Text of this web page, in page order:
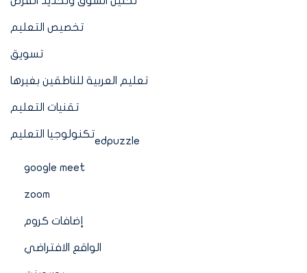
تخصيص التعليم
تسويق
تعليم العربية للناطقين بغيرها
تقنيات التعليم
تكنولوجيا التعليم
edpuzzle
google meet
zoom
إضافات كروم
الواقع الافتراضي